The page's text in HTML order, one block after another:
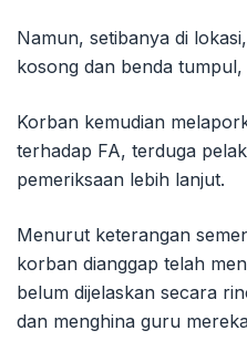
Namun, setibanya di
kosong dan benda
Korban kemudian
terhadap FA, terduga
pemeriksaan lebih lanjut.
Menurut keterangan
korban dianggap telah
belum dijelaskan secara
dan menghina guru